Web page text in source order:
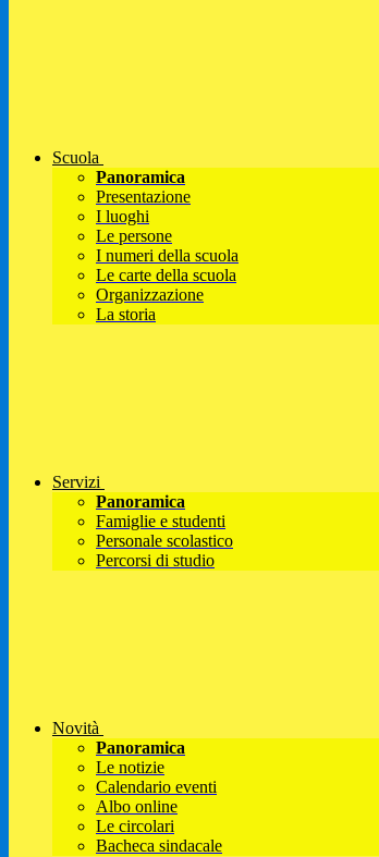
Scuola
Panoramica
Presentazione
I luoghi
Le persone
I numeri della scuola
Le carte della scuola
Organizzazione
La storia
Servizi
Panoramica
Famiglie e studenti
Personale scolastico
Percorsi di studio
Novità
Panoramica
Le notizie
Calendario eventi
Albo online
Le circolari
Bacheca sindacale